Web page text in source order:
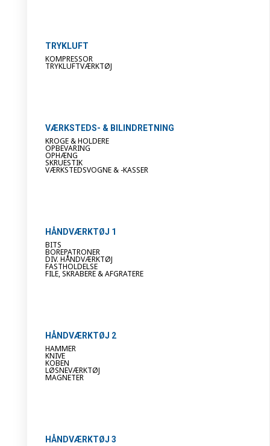
TRYKLUFT
KOMPRESSOR
TRYKLUFTVÆRKTØJ
VÆRKSTEDS- & BILINDRETNING
KROGE & HOLDERE
OPBEVARING
OPHÆNG
SKRUESTIK
VÆRKSTEDSVOGNE & -KASSER
HÅNDVÆRKTØJ 1
BITS
BOREPATRONER
DIV. HÅNDVÆRKTØJ
FASTHOLDELSE
FILE, SKRABERE & AFGRATERE
HÅNDVÆRKTØJ 2
HAMMER
KNIVE
KOBEN
LØSNEVÆRKTØJ
MAGNETER
HÅNDVÆRKTØJ 3